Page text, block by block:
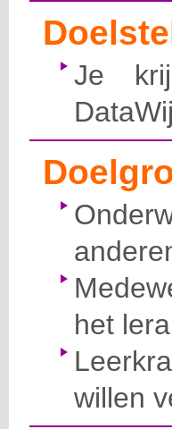
Je
het
willen